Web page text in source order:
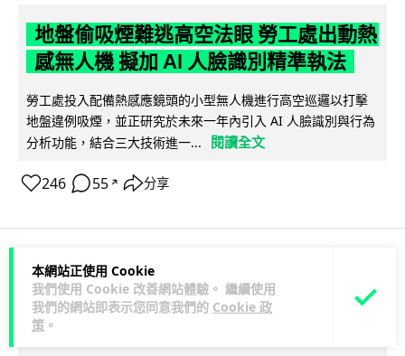
本網站正使用 Cookie
我們使用 Cookie 改善網站體驗。 繼續使用
我們的網站即表示您同意我們的 Cookie 政
策 。
地盤偷吸煙難逃高空法眼 勞工處出動熱
感無人機 擬加 AI 人臉識別精準執法
勞工處投入配備熱感應鏡頭的小型無人機進行高空巡邏以打擊
地盤違例吸煙，並正研究於未來一年內引入 AI 人臉識別與行為
分析功能，結合三大技術進一...
閱讀全文
246 55 ↗ 分享
人工智能
Lawton